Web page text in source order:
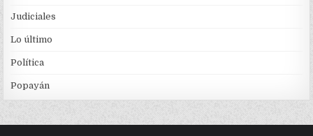
Judiciales
Lo último
Política
Popayán